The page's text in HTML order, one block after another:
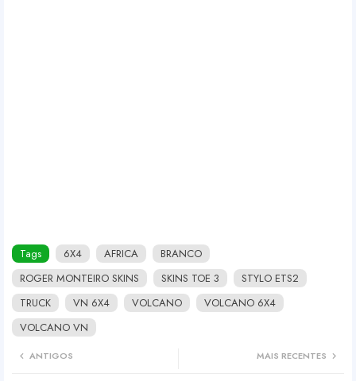
Tags 6X4 AFRICA
BRANCO
ROGER MONTEIRO SKINS
SKINS TOE 3
STYLO ETS2
TRUCK
VN 6X4 VOLCANO
VOLCANO 6X4
VOLCANO VN
MAIS RECENTES
ANTIGOS